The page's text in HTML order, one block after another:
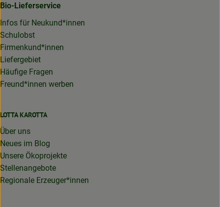
Bio-Lieferservice
Infos für Neukund*innen
Schulobst
Firmenkund*innen
Liefergebiet
Häufige Fragen
Freund*innen werben
LOTTA KAROTTA
Über uns
Neues im Blog
Unsere Ökoprojekte
Stellenangebote
Regionale Erzeuger*innen